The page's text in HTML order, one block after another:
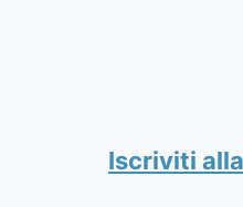
Iscriviti